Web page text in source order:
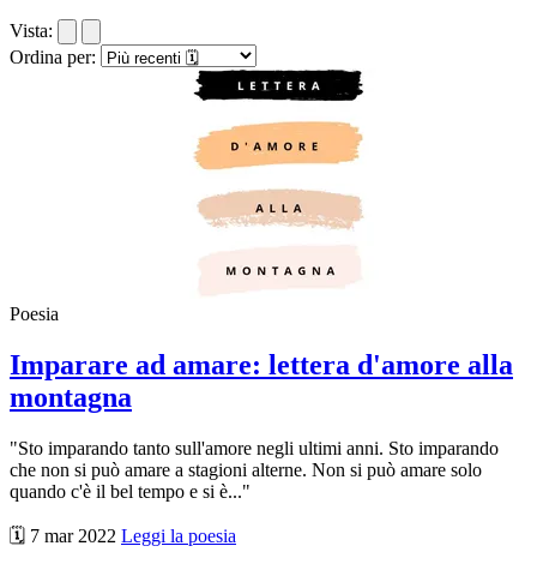
Vista:
Ordina per:
Poesia
Imparare ad amare: lettera d'amore alla
montagna
"Sto imparando tanto sull'amore negli ultimi anni. Sto imparando
che non si può amare a stagioni alterne. Non si può amare solo
quando c'è il bel tempo e si è..."
🗓️ 7 mar 2022 Leggi la poesia